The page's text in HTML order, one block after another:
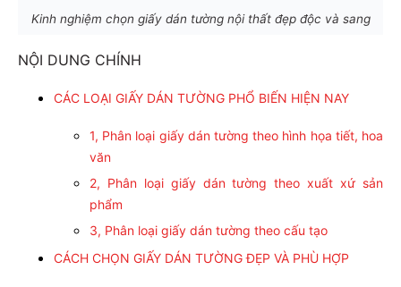
Kinh nghiệm chọn giấy dán tường nội thất đẹp độc và sang
NỘI DUNG CHÍNH
CÁC LOẠI GIẤY DÁN TƯỜNG PHỔ BIẾN HIỆN NAY
1, Phân loại giấy dán tường theo hình họa tiết, hoa
văn
2, Phân loại giấy dán tường theo xuất xứ sản
phẩm
3, Phân loại giấy dán tường theo cấu tạo
CÁCH CHỌN GIẤY DÁN TƯỜNG ĐẸP VÀ PHÙ HỢP